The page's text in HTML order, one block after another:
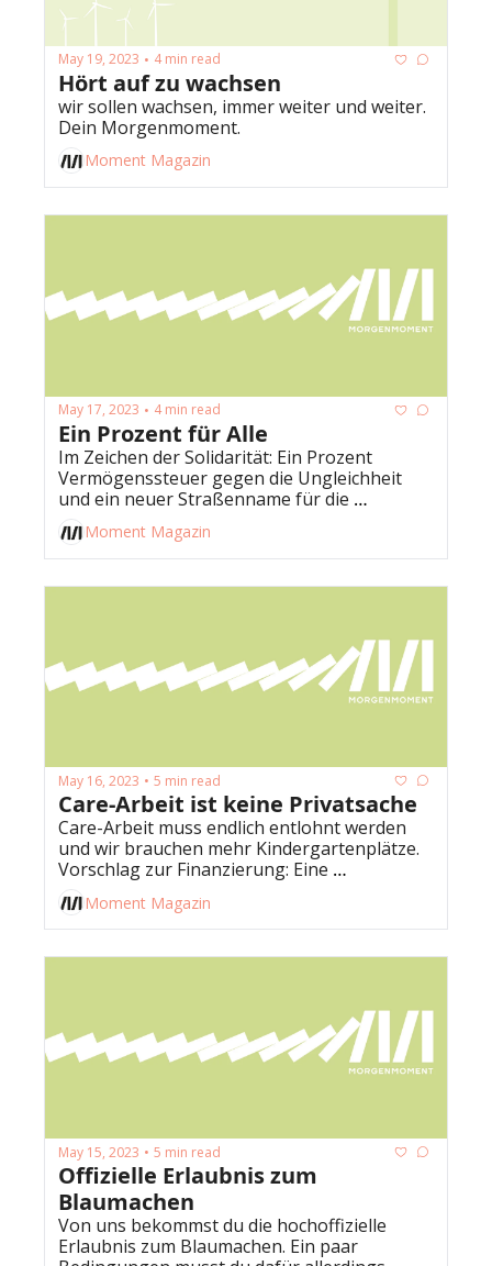
May 19, 2023 • 4 min read
Hört auf zu wachsen
wir sollen wachsen, immer weiter und weiter.
Dein Morgenmoment.
Moment Magazin
May 17, 2023 • 4 min read
Ein Prozent für Alle
Im Zeichen der Solidarität: Ein Prozent
Vermögenssteuer gegen die Ungleichheit
und ein neuer Straßenname für die
Menschenrechte.
Moment Magazin
May 16, 2023 • 5 min read
Care-Arbeit ist keine Privatsache
Care-Arbeit muss endlich entlohnt werden
und wir brauchen mehr Kindergartenplätze.
Vorschlag zur Finanzierung: Eine
Reichensteuer.
Moment Magazin
May 15, 2023 • 5 min read
Offizielle Erlaubnis zum
Blaumachen
Von uns bekommst du die hochoffizielle
Erlaubnis zum Blaumachen. Ein paar